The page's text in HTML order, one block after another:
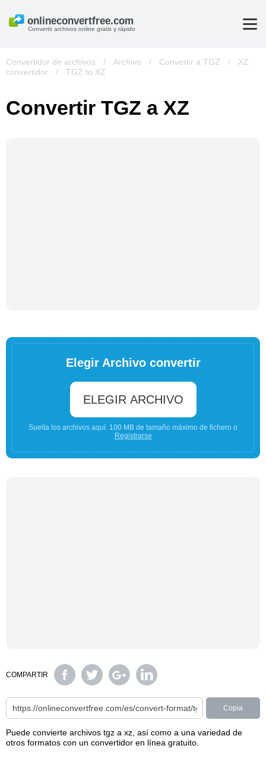
Convertir archivos online gratis y rápido
Convertidor de archivos / Archivo / Convertir a TGZ /
XZ
convertidor
/ TGZ to XZ
Convertir TGZ a XZ
Elegir Archivo convertir
ELEGIR ARCHIVO
Suelta los archivos aquí. 100 MB de tamaño máximo de fichero o
Registrarse
COMPARTIR
Copia
Puede convierte archivos tgz a xz, así como a una variedad de
otros formatos con un convertidor en línea gratuito.